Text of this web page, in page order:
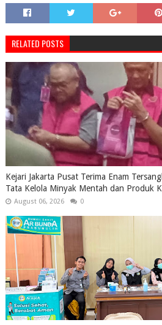
RELATED POSTS
Kejari Jakarta Pusat Terima Enam
Tata Kelola Minyak Mentah dan Produk
August 06, 2026 0